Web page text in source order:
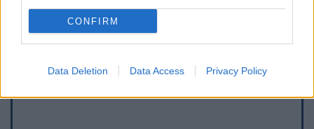
CONFIRM
Data Deletion Data Access Privacy Policy